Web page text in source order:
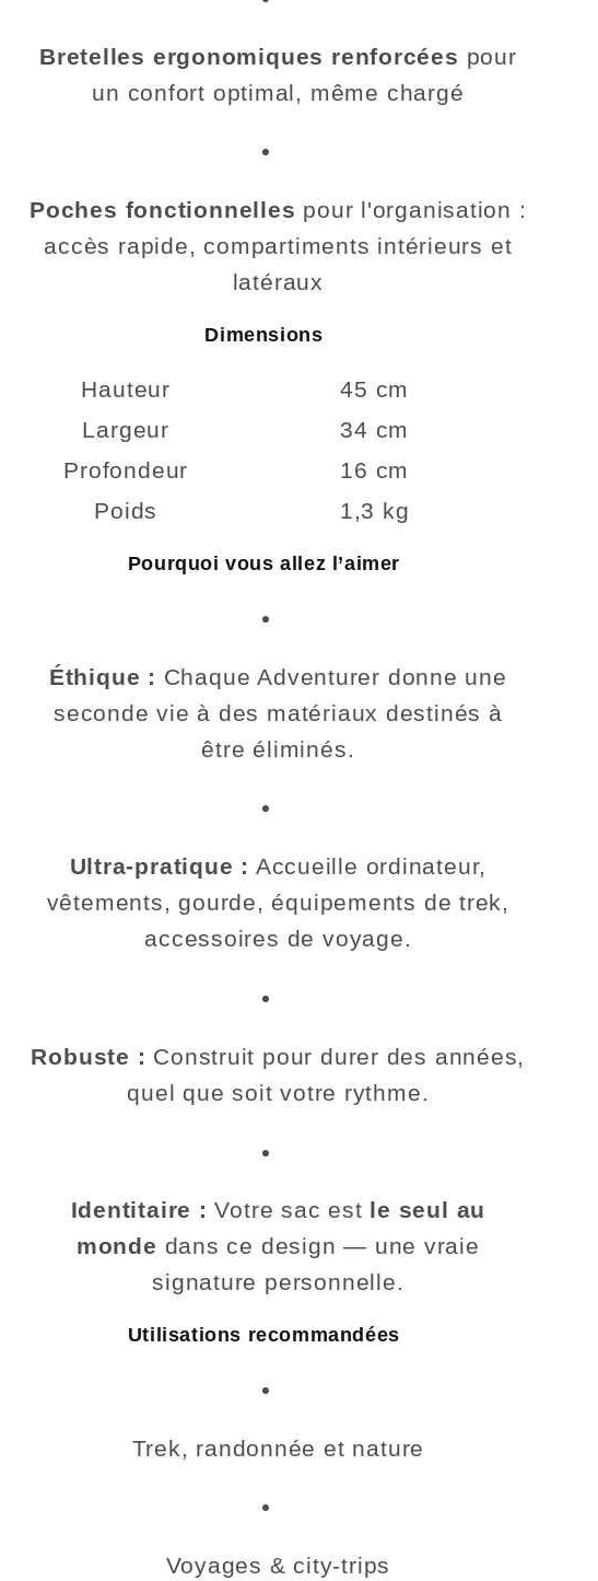
Bretelles ergonomiques renforcées pour
un confort optimal, même chargé
Poches fonctionnelles pour l'organisation :
accès rapide, compartiments intérieurs et
latéraux
Dimensions
Hauteur
45 cm
Largeur
34 cm
Profondeur
16 cm
Poids
1,3 kg
Pourquoi vous allez l’aimer
Éthique : Chaque Adventurer donne une
seconde vie à des matériaux destinés à
être éliminés.
Ultra-pratique : Accueille ordinateur,
vêtements, gourde, équipements de trek,
accessoires de voyage.
Robuste : Construit pour durer des années,
quel que soit votre rythme.
Identitaire : Votre sac est le seul au
monde dans ce design — une vraie
signature personnelle.
Utilisations recommandées
Trek, randonnée et nature
Voyages & city-trips